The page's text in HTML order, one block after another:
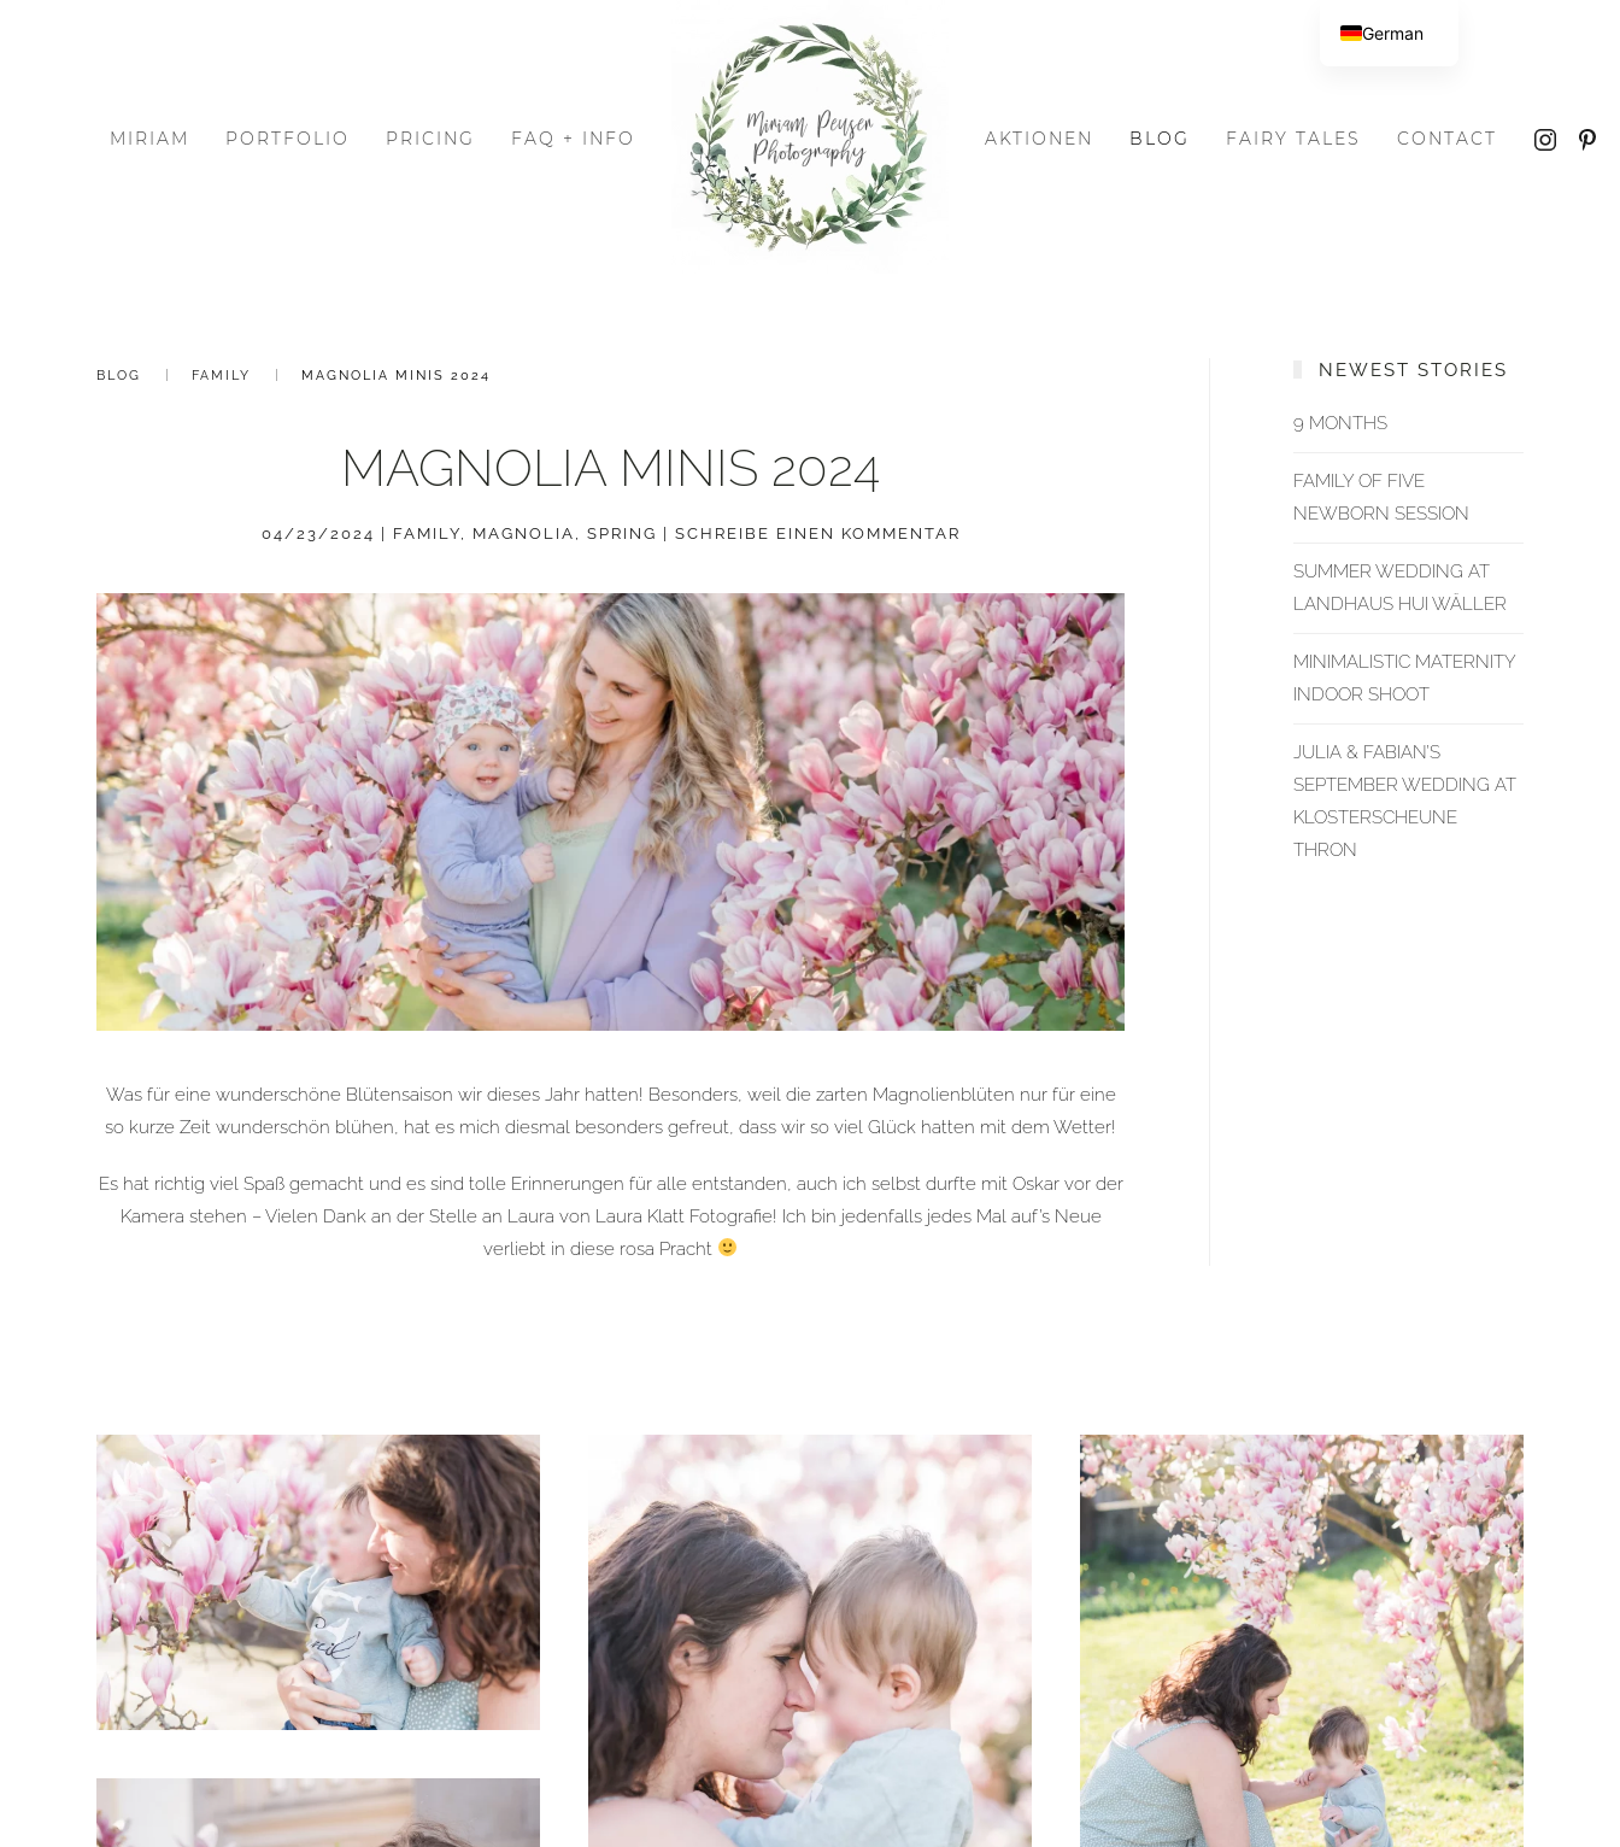
MIRIAM PORTFOLIO PRICING FAQ + INFO AKTIONEN BLOG FAIRY TALES CONTACT
BLOG FAMILY MAGNOLIA MINIS 2024
MAGNOLIA MINIS 2024
04/23/2024 FAMILY, MAGNOLIA , SPRING SCHREIBE EINEN KOMMENTAR
Was für eine wunderschöne Blütensaison wir dieses Jahr hatten! Besonders, weil die zarten Magnolienblüten nur für eine
so kurze Zeit wunderschön blühen, hat es mich diesmal besonders gefreut, dass wir so viel Glück hatten mit dem Wetter!
Es hat richtig viel Spaß gemacht und es sind tolle Erinnerungen für alle entstanden, auch ich selbst durfte mit Oskar vor der
Kamera stehen – Vielen Dank an der Stelle an Laura von Laura Klatt Fotografie! Ich bin jedenfalls jedes Mal auf’s Neue
verliebt in diese rosa Pracht
NEWEST STORIES
9 MONTHS
FAMILY OF FIVE
NEWBORN SESSION
SUMMER WEDDING AT
LANDHAUS HUI WÄLLER
MINIMALISTIC MATERNITY
INDOOR SHOOT
JULIA & FABIAN’S
SEPTEMBER WEDDING AT
KLOSTERSCHEUNE
THRON
German